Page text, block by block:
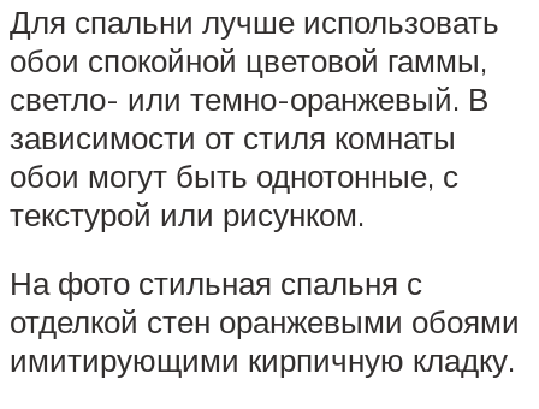
Для спальни лучше использовать
обои спокойной цветовой гаммы,
светло- или темно-оранжевый. В
зависимости от стиля комнаты
обои могут быть однотонные, с
текстурой или рисунком.
На фото стильная спальня с
отделкой стен оранжевыми обоями
имитирующими кирпичную кладку.